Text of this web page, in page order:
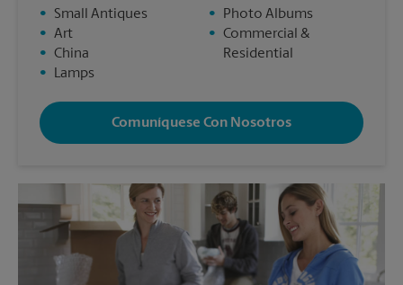
•
Small Antiques
• Art
• China
•
Lamps
•
Photo Albums
• Commercial &
Residential
Comuníquese Con Nosotros